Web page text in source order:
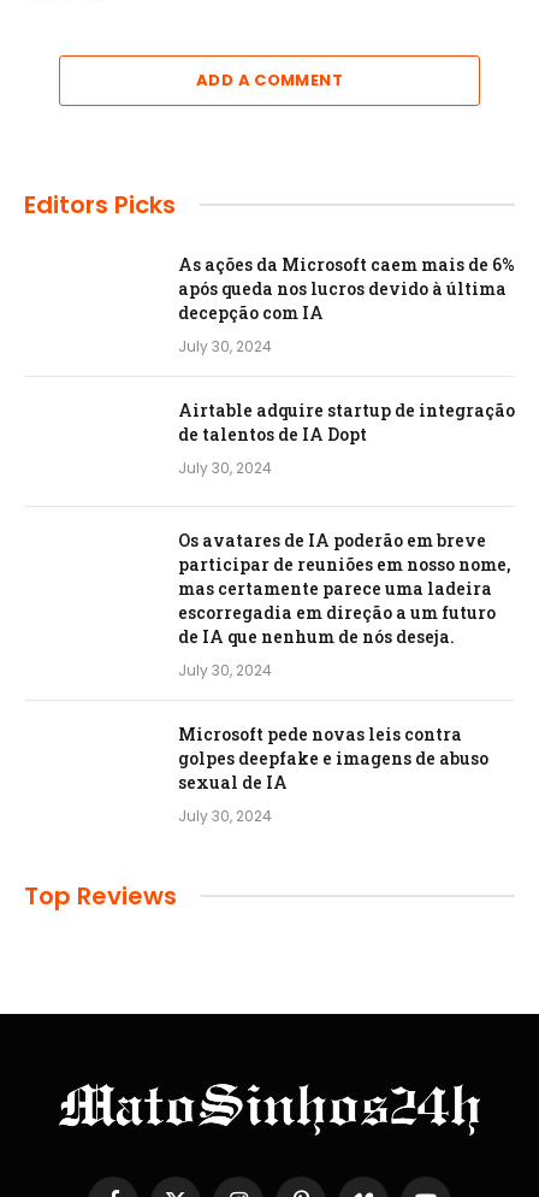
ADD A COMMENT
Editors Picks
As ações da Microsoft caem mais de 6%
após queda nos lucros devido à última
decepção com IA
July 30, 2024
Airtable adquire startup de integração
de talentos de IA Dopt
July 30, 2024
Os avatares de IA poderão em breve
participar de reuniões em nosso nome,
mas certamente parece uma ladeira
escorregadia em direção a um futuro
de IA que nenhum de nós deseja.
July 30, 2024
Microsoft pede novas leis contra
golpes deepfake e imagens de abuso
sexual de IA
July 30, 2024
Top Reviews